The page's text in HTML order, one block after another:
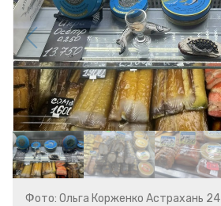
Фото: Ольга Корженко Астрахань 24